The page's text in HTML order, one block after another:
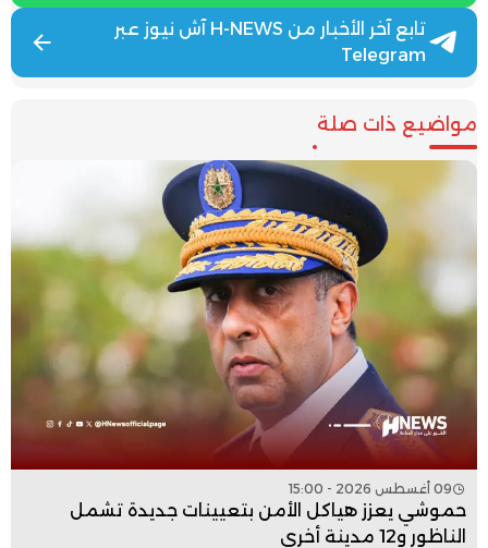
تابع آخر الأخبار من H-NEWS آش نيوز عبر
Telegram
مواضيع ذات صلة
09 أغسطس 2026 - 15:00
حموشي يعزز هياكل الأمن بتعيينات جديدة تشمل
الناظور و12 مدينة أخرى